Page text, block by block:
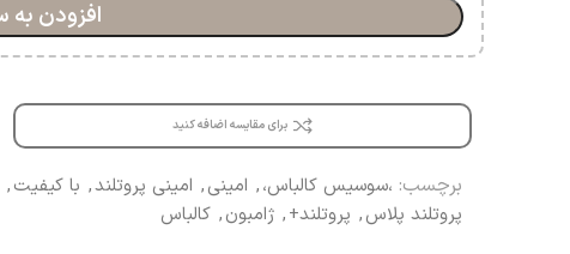
افزودن به
برای مقایسه اضافه کنید
برچسب: ،سوسیس کالباس،, امینی, امینی پروتلند, با کیفیت,
پروتلند پلاس, پروتلند+, ژامبون, کالباس